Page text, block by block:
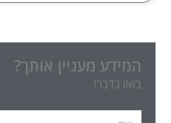
המידע מעניין אותך?
בואו נדבר!